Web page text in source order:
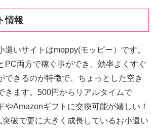
情報
遣いサイトはmoppy(モッピー）です。
PC両方で稼ぐ事ができ、効率よくすぐ
できるのが特徴で、ちょっとした空き
きます。500円からリアルタイムで
やAmazonギフトに交換可能が嬉しい！
破で更に大きく成長しているお小遣い